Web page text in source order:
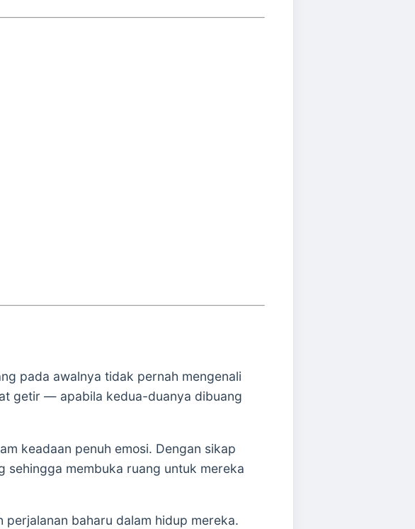
pada awalnya tidak pernah mengenali
getir — apabila kedua-duanya dibuang
keadaan penuh emosi. Dengan sikap
sehingga membuka ruang untuk mereka
baharu dalam hidup mereka.